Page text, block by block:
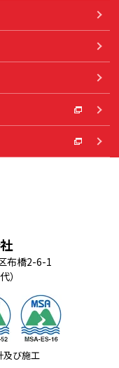
布橋2-6-1
）
及び施工